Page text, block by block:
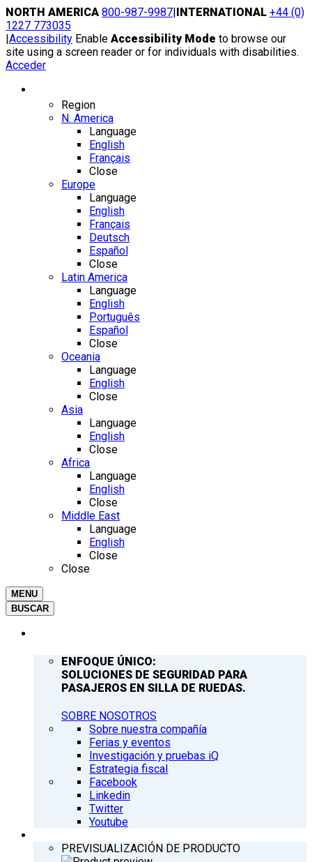
Skip
to
content
NORTH AMERICA 800-987-9987|INTERNATIONAL +44 (0)
1227 773035
|Accessibility Enable Accessibility Mode to browse our
site using a screen reader or for individuals with disabilities.
Acceder
Region
N. America
Language
English
Français
Close
Europe
Language
English
Français
Deutsch
Español
Close
Latin America
Language
English
Português
Español
Close
Oceania
Language
English
Close
Asia
Language
English
Close
Africa
Language
English
Close
Middle East
Language
English
Close
Close
MENU
BUSCAR
ENFOQUE ÚNICO:
SOLUCIONES DE SEGURIDAD PARA
PASAJEROS EN SILLA DE RUEDAS.
SOBRE NOSOTROS
Sobre nuestra compañía
Ferias y eventos
Investigación y pruebas iQ
Estrategia fiscal
Facebook
Linkedin
Twitter
Youtube
PREVISUALIZACIÓN DE PRODUCTO